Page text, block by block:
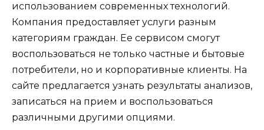
использованием современных технологий.
Компания предоставляет услуги разным
категориям граждан. Ее сервисом смогут
воспользоваться не только частные и бытовые
потребители, но и корпоративные клиенты. На
сайте предлагается узнать результаты анализов,
записаться на прием и воспользоваться
различными другими опциями.